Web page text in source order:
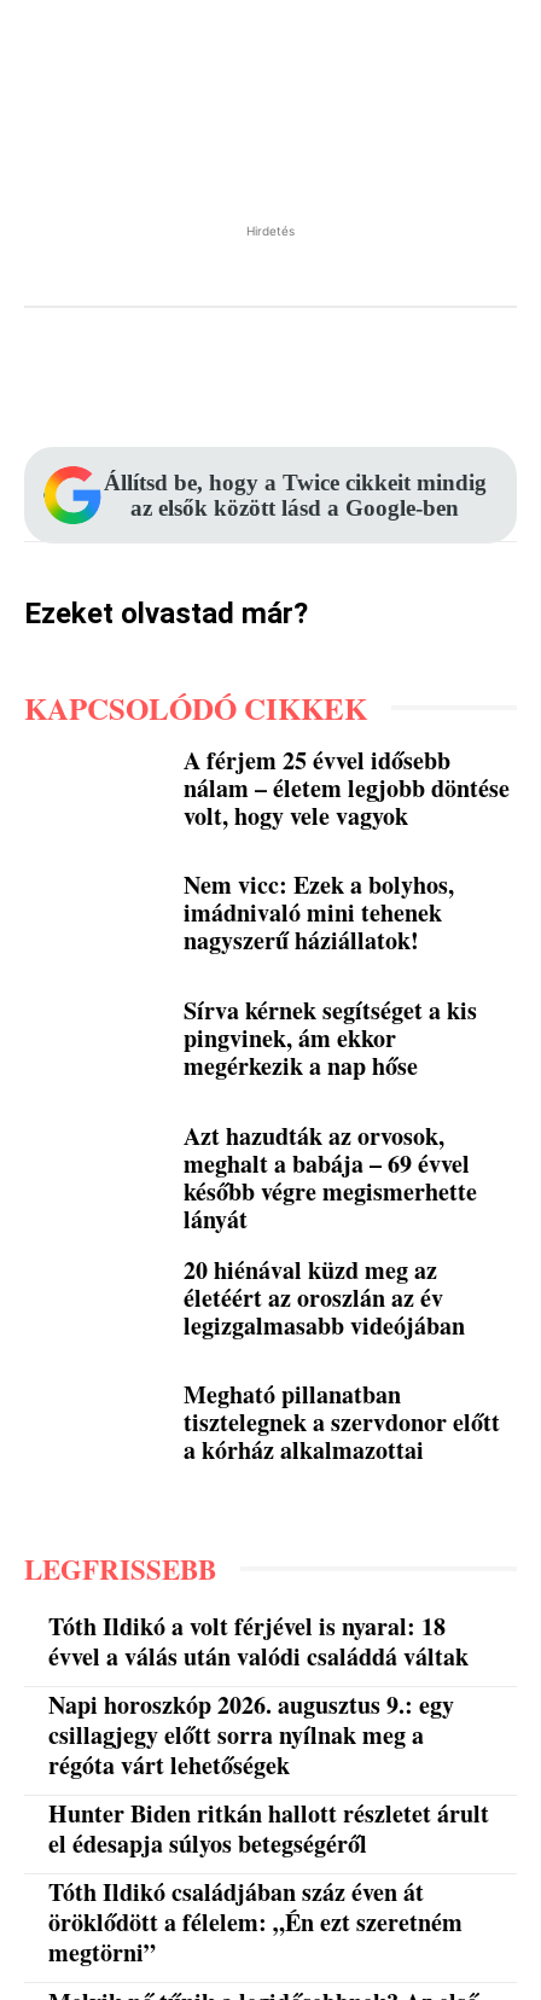
Hirdetés
Állítsd be, hogy a Twice cikkeit mindig
az elsők között lásd a Google-ben
Ezeket olvastad már?
KAPCSOLÓDÓ CIKKEK
A férjem 25 évvel idősebb
nálam – életem legjobb döntése
volt, hogy vele vagyok
Nem vicc: Ezek a bolyhos,
imádnivaló mini tehenek
nagyszerű háziállatok!
Sírva kérnek segítséget a kis
pingvinek, ám ekkor
megérkezik a nap hőse
Azt hazudták az orvosok,
meghalt a babája – 69 évvel
később végre megismerhette
lányát
20 hiénával küzd meg az
életéért az oroszlán az év
legizgalmasabb videójában
Megható pillanatban
tisztelegnek a szervdonor előtt
a kórház alkalmazottai
LEGFRISSEBB
Tóth Ildikó a volt férjével is nyaral: 18
évvel a válás után valódi családdá váltak
Napi horoszkóp 2026. augusztus 9.: egy
csillagjegy előtt sorra nyílnak meg a
régóta várt lehetőségek
Hunter Biden ritkán hallott részletet árult
el édesapja súlyos betegségéről
Tóth Ildikó családjában száz éven át
öröklődött a félelem: „Én ezt szeretném
megtörni”